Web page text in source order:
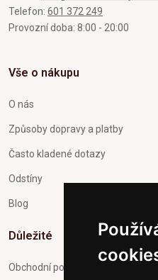
Telefon: 601 372 249
Provozní doba: 8:00 - 20:00
Vše o nákupu
O nás
Způsoby dopravy a platby
Často kladené dotazy
Odstíny
Blog
Důležité
Obchodní podmínky